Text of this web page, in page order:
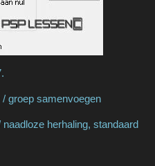
groep samenvoegen
herhaling, standaard